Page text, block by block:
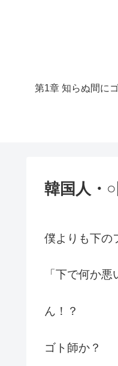
第1章 知らぬ間に
韓国人・
僕よりも下の
「下で何か
ん！？
ゴト師か？